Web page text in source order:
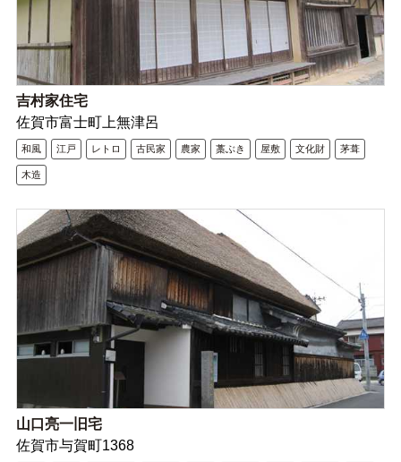
吉村家住宅
佐賀市富士町上無津呂
和風 江戸 レトロ 古民家 農家 藁ぶき 屋敷 文化財 茅葺
木造
山口亮一旧宅
佐賀市与賀町1368